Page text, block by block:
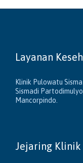
Layanan
Klinik Pulowatu
Sismadi
Mancorpindo.
Jejaring Klinik